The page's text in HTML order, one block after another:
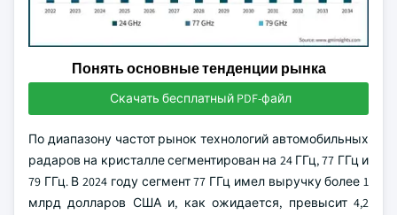
Понять основные тенденции рынка
Скачать бесплатный PDF-файл
По диапазону частот рынок технологий автомобильных
радаров на кристалле сегментирован на 24 ГГц, 77 ГГц и
79 ГГц. В 2024 году сегмент 77 ГГц имел выручку более 1
млрд долларов США и, как ожидается, превысит 4,2